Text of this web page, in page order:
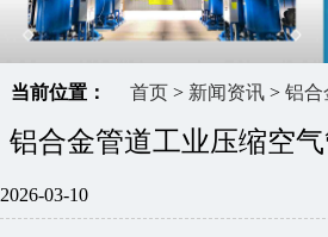
当前位置： 首页> 新闻资讯> 铝合
铝合金管道工业压缩空气
2026-03-10